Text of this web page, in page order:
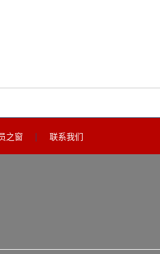
之窗 | 联系我们